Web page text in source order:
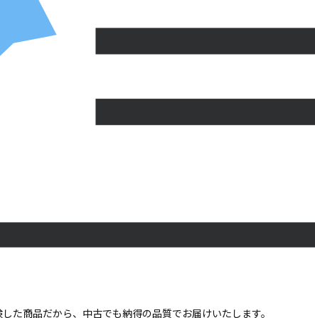
た商品だから、中古でも納得の品質でお届けいたします。